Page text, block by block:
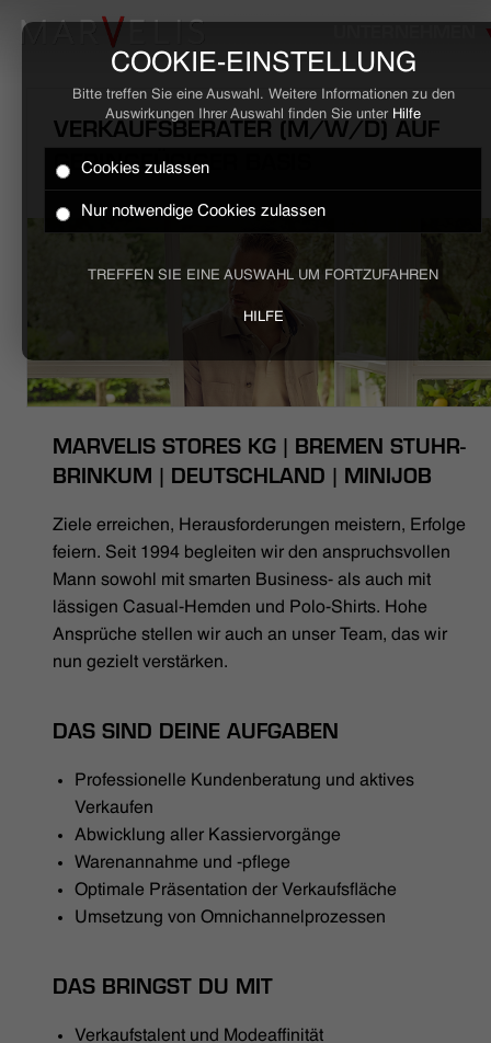
COOKIE-EINSTELLUNG
Bitte treffen Sie eine Auswahl. Weitere Informationen zu den
Auswirkungen Ihrer Auswahl finden Sie unter Hilfe
Cookies zulassen
Nur notwendige Cookies zulassen
TREFFEN SIE EINE AUSWAHL UM FORTZUFAHREN
HILFE
HOME
STELLENANGEBOTE
NACHHALTIGKEIT
VERKAUFSBERATER (M/W/D) AUF
GERINGFÜGIGER BASIS
MARVELIS STORES KG | BREMEN STUHR-
BRINKUM | DEUTSCHLAND | MINIJOB
Ziele erreichen, Herausforderungen meistern, Erfolge
feiern. Seit 1994 begleiten wir den anspruchsvollen
Mann sowohl mit smarten Business- als auch mit
lässigen Casual-Hemden und Polo-Shirts. Hohe
Ansprüche stellen wir auch an unser Team, das wir
nun gezielt verstärken.
DAS SIND DEINE AUFGABEN
Professionelle Kundenberatung und aktives
Verkaufen
Abwicklung aller Kassiervorgänge
Warenannahme und -pflege
Optimale Präsentation der Verkaufsfläche
Umsetzung von Omnichannelprozessen
DAS BRINGST DU MIT
Verkaufstalent und Modeaffinität